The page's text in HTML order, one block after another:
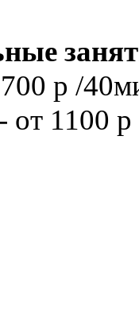
р /
от 1100